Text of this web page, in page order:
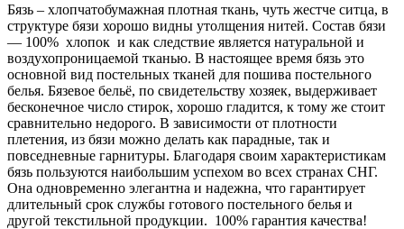
Бязь – хлопчатобумажная плотная ткань, чуть жестче ситца, в
структуре бязи хорошо видны утолщения нитей. Состав бязи
― 100% хлопок и как следствие является натуральной и
воздухопроницаемой тканью. В настоящее время бязь это
основной вид постельных тканей для пошива постельного
белья. Бязевое бельё, по свидетельству хозяек, выдерживает
бесконечное число стирок, хорошо гладится, к тому же стоит
сравнительно недорого. В зависимости от плотности
плетения, из бязи можно делать как парадные, так и
повседневные гарнитуры. Благодаря своим характеристикам
бязь пользуются наибольшим успехом во всех странах СНГ.
Она одновременно элегантна и надежна, что гарантирует
длительный срок службы готового постельного белья и
другой текстильной продукции. 100% гарантия качества!